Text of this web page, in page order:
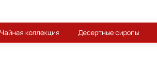
Чайная коллекция Десертные сиропы